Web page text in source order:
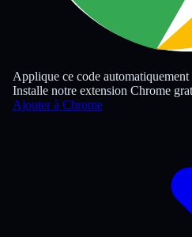
Applique ce code automatiquement
Installe notre extension Chrome
Ajouter à Chrome